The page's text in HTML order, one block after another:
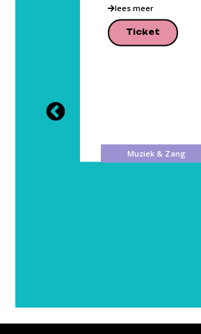
lees meer
Ticket
Muziek & Zang